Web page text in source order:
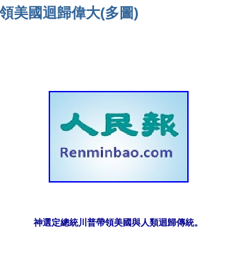
美國迴歸偉大(多圖)
神選定總統川普帶領美國與人類迴歸傳統。